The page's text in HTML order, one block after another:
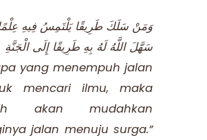
وَمَنْ سَلَكَ طَرِيقًا يَلْتَمِسُ فِيهِ
سَهَّلَ اللَّهُ لَهُ بِهِ طَرِيقًا إِلَى الْجَنَّةِ
yang menempuh jalan
mencari ilmu, maka
akan mudahkan
jalan menuju surga.”